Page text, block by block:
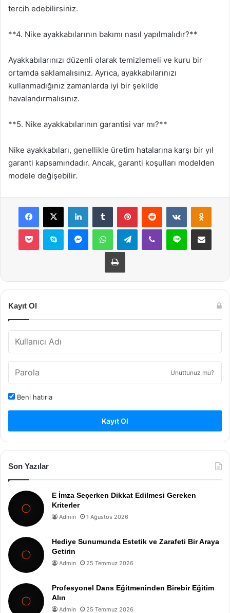
tercih edebilirsiniz.
**4. Nike ayakkabılarının bakımı nasıl yapılmalıdır?**
Ayakkabılarınızı düzenli olarak temizlemeli ve kuru bir
ortamda saklamalısınız. Ayrıca, ayakkabılarınızı
kullanmadığınız zamanlarda iyi bir şekilde
havalandırmalısınız.
**5. Nike ayakkabılarının garantisi var mı?**
Nike ayakkabıları, genellikle üretim hatalarına karşı bir yıl
garanti kapsamındadır. Ancak, garanti koşulları modelden
modele değişebilir.
Facebook
X LinkedInTumblr PinterestReddit VKontakte
Pocket Skype MessengerWhatsAppTelegramViber Line E-Posta ile
Yazdır
Kayıt Ol
Unuttunuz mu?
Beni hatırla
Kayıt Ol
Son Yazılar
E İmza Seçerken Dikkat Edilmesi Gereken
Kriterler
Admin 1 Ağustos 2026
Hediye Sunumunda Estetik ve Zarafeti Bir Araya
Getirin
Admin 25 Temmuz 2026
Profesyonel Dans Eğitmeninden Birebir Eğitim
Alın
Admin 25 Temmuz 2026